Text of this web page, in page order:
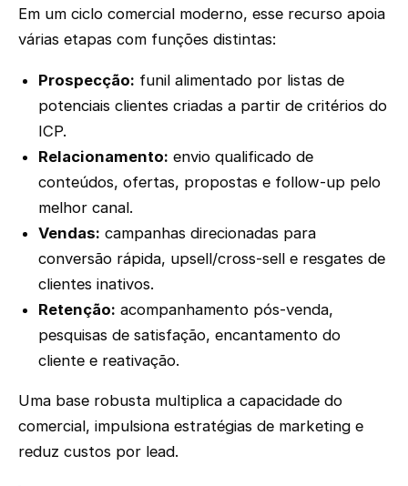
Em um ciclo comercial moderno, esse recurso apoia
várias etapas com funções distintas:
Prospecção: funil alimentado por listas de
potenciais clientes criadas a partir de critérios do
ICP.
Relacionamento: envio qualificado de
conteúdos, ofertas, propostas e follow-up pelo
melhor canal.
Vendas: campanhas direcionadas para
conversão rápida, upsell/cross-sell e resgates de
clientes inativos.
Retenção: acompanhamento pós-venda,
pesquisas de satisfação, encantamento do
cliente e reativação.
Uma base robusta multiplica a capacidade do
comercial, impulsiona estratégias de marketing e
reduz custos por lead.